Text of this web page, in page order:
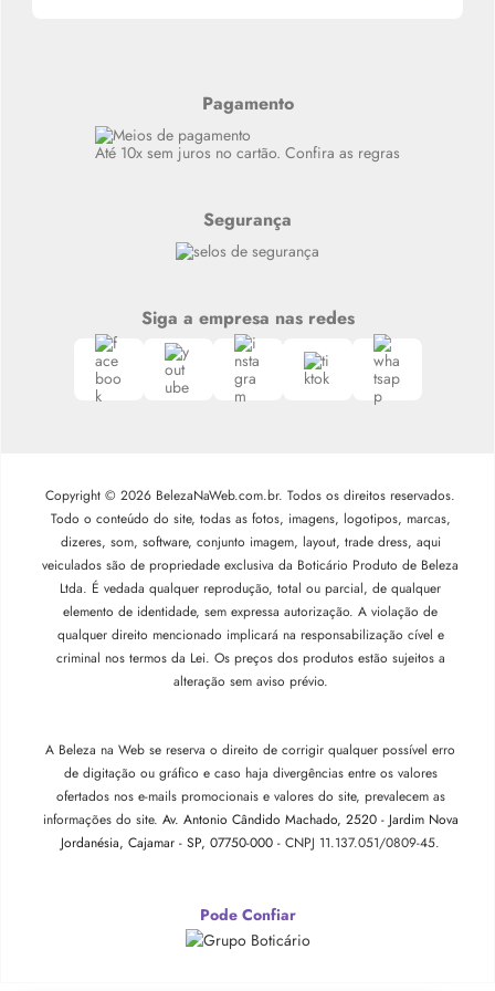
Siga nosso canal no Whatsapp
Pagamento
Até 10x sem juros no cartão. Confira as regras
Segurança
Siga a empresa nas redes
Copyright © 2026 BelezaNaWeb.com.br. Todos os direitos reservados.
Todo o conteúdo do site, todas as fotos, imagens, logotipos, marcas,
dizeres, som, software, conjunto imagem, layout, trade dress, aqui
veiculados são de propriedade exclusiva da Boticário Produto de Beleza
Ltda. É vedada qualquer reprodução, total ou parcial, de qualquer
elemento de identidade, sem expressa autorização. A violação de
qualquer direito mencionado implicará na responsabilização cível e
criminal nos termos da Lei. Os preços dos produtos estão sujeitos a
alteração sem aviso prévio.
A Beleza na Web se reserva o direito de corrigir qualquer possível erro
de digitação ou gráfico e caso haja divergências entre os valores
ofertados nos e-mails promocionais e valores do site, prevalecem as
informações do site. Av. Antonio Cândido Machado, 2520 - Jardim Nova
Jordanésia, Cajamar - SP, 07750-000 - CNPJ 11.137.051/0809-45.
Pode Confiar